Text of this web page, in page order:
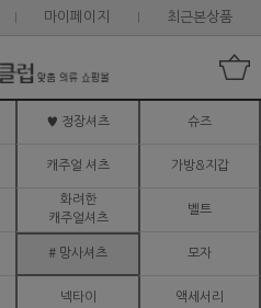
마이페이지 최근본상품
♥ 정장셔츠 슈즈
캐주얼 셔츠 가방&지갑
화려한
캐주얼셔츠
벨트
# 망사셔츠 모자
넥타이 액세서리